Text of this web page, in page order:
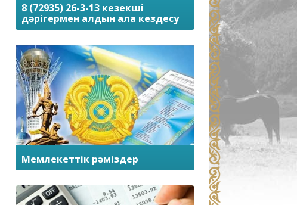
8 (72935) 26-3-13 кезекші
дәрігермен алдын ала кездесу
Мемлекеттік рәміздер